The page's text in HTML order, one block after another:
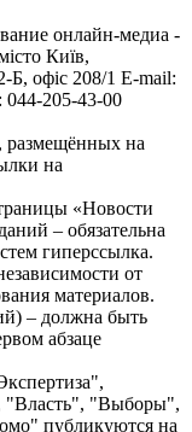
онлайн-медиа -
Київ,
офіс 208/1 E-mail:
044-205-43-00
размещённых на
на
«Новости
– обязательна
гиперссылка.
от
материалов.
– должна быть
абзаце
"Власть", "Выборы",
публикуются на